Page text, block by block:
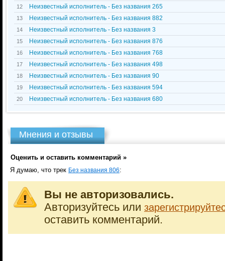
12 Неизвестный исполнитель - Без названия 265
13 Неизвестный исполнитель - Без названия 882
14 Неизвестный исполнитель - Без названия 3
15 Неизвестный исполнитель - Без названия 876
16 Неизвестный исполнитель - Без названия 768
17 Неизвестный исполнитель - Без названия 498
18 Неизвестный исполнитель - Без названия 90
19 Неизвестный исполнитель - Без названия 594
20 Неизвестный исполнитель - Без названия 680
Мнения и отзывы
Оценить и оставить комментарий »
Я думаю, что трек Без названия 806:
Вы не авторизовались.
Авторизуйтесь или
оставить комментарий.